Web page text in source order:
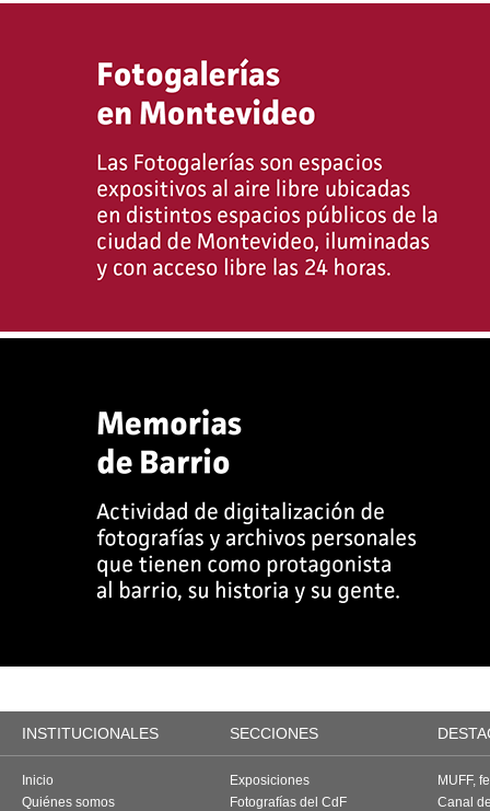
INSTITUCIONALES SECCIONES
Inicio
Quiénes somos
Exposiciones
Fotografías del CdF
MUFF,
Canal